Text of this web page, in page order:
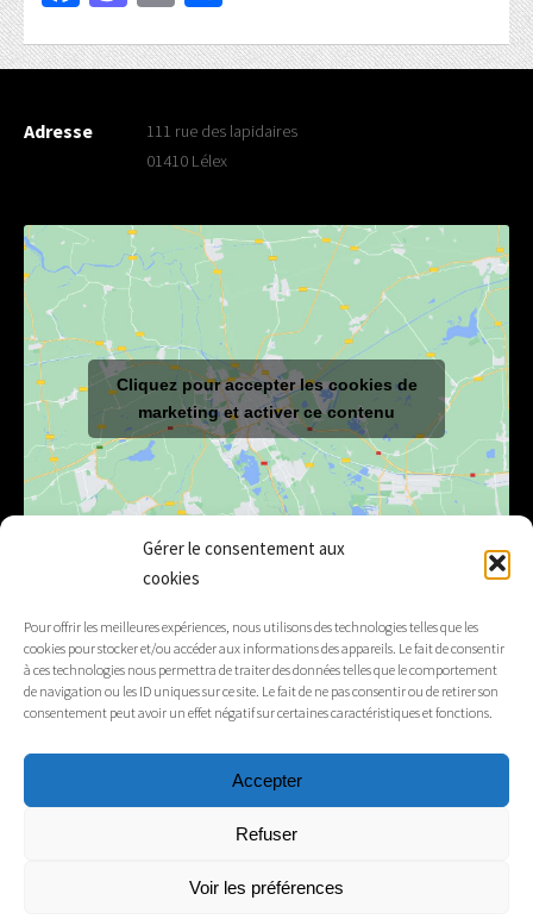
Gérer le consentement aux
cookies
Pour offrir les meilleures expériences, nous utilisons des technologies telles que les
cookies pour stocker et/ou accéder aux informations des appareils. Le fait de consentir
à ces technologies nous permettra de traiter des données telles que le comportement
de navigation ou les ID uniques sur ce site. Le fait de ne pas consentir ou de retirer son
consentement peut avoir un effet négatif sur certaines caractéristiques et fonctions.
Accepter
Refuser
Voir les préférences
Adresse
111 rue des lapidaires
01410 Lélex
Cliquez pour accepter les cookies de
marketing et activer ce contenu
Tél. 04 50 20 91 15
Mentions légales